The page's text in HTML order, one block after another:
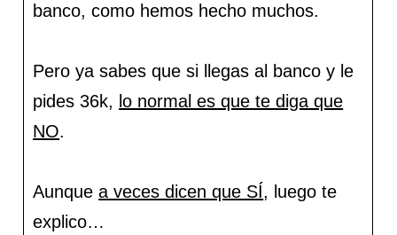
banco, como hemos hecho muchos.
Pero ya sabes que si llegas al banco y le
pides 36k, lo normal es que te diga que
NO.
Aunquea veces dicen que SÍ, luego te
explico…